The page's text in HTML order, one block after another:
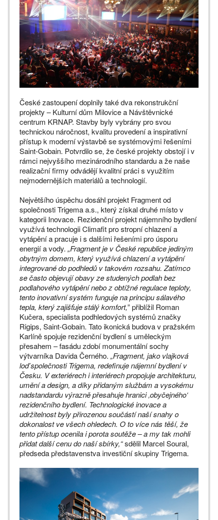
České zastoupení doplnily také dva rekonstrukční
projekty – Kulturní dům Milovice a Návštěvnické
centrum KRNAP. Stavby byly vybrány pro svou
technickou náročnost, kvalitu provedení a inspirativní
přístup k moderní výstavbě se systémovými řešeními
Saint-Gobain. Potvrdilo se, že české projekty obstojí i v
rámci nejvyššího mezinárodního standardu a že naše
realizační firmy odvádějí kvalitní práci s využitím
nejmodernějších materiálů a technologií.
Největšího úspěchu dosáhl projekt Fragment od
společnosti Trigema a.s., který získal druhé místo v
kategorii Inovace. Rezidenční projekt nájemního bydlení
využívá technologii Climafit pro stropní chlazení a
vytápění a pracuje i s dalšími řešeními pro úsporu
energií a vody. „Fragment je v České republice jediným
obytným domem, který využívá chlazení a vytápění
integrované do podhledů v takovém rozsahu. Zatímco
se často objevují obavy ze studených podlah bez
podlahového vytápění nebo z obtížné regulace teploty,
tento inovativní systém funguje na principu sálavého
tepla, který zajišťuje stálý komfort,” přiblížil Roman
Kučera, specialista podhledových systémů značky
Rigips, Saint-Gobain. Tato ikonická budova v pražském
Karlíně spojuje rezidenční bydlení s uměleckým
přesahem – fasádu zdobí monumentální sochy
výtvarníka Davida Černého. „Fragment, jako vlajková
loď společnosti Trigema, redefinuje nájemní bydlení v
Česku. V exteriérech i interiérech propojuje architekturu,
umění a design, a díky přidaným službám a vysokému
nadstandardu výrazně přesahuje hranici ‚obyčejného‘
rezidenčního bydlení. Technologické inovace a
udržitelnost byly přirozenou součástí naší snahy o
dokonalost ve všech ohledech. O to více nás těší, že
tento přístup ocenila i porota soutěže – a my tak mohli
přidat další cenu do naší sbírky,“sdělil Marcel Soural,
předseda představenstva investiční skupiny Trigema.